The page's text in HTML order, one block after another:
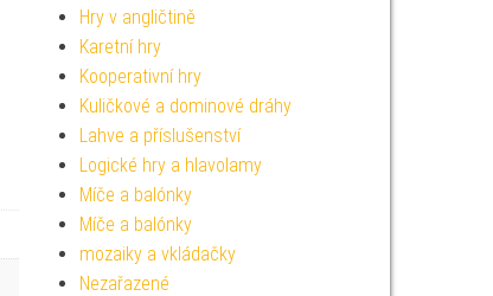
Hry v angličtině
Karetní hry
Kooperativní hry
Kuličkové a dominové dráhy
Lahve a příslušenství
Logické hry a hlavolamy
Míče a balónky
Míče a balónky
mozaiky a vkládačky
Nezařazené